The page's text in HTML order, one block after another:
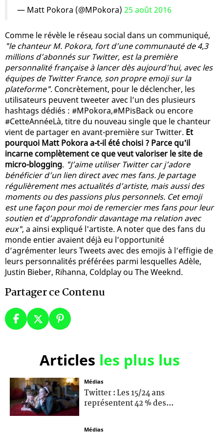
— Matt Pokora (@MPokora) 25 août 2016
Comme le révèle le réseau social dans un communiqué,
"le chanteur M. Pokora, fort d’une communauté de 4,3
millions d’abonnés sur Twitter, est la première
personnalité française à lancer dès aujourd’hui, avec les
équipes de Twitter France, son propre emoji sur la
plateforme". Concrètement, pour le déclencher, les
utilisateurs peuvent tweeter avec l’un des plusieurs
hashtags dédiés : #MPokora,#MPisBack ou encore
#CetteAnnéeLà, titre du nouveau single que le chanteur
vient de partager en avant-première sur Twitter. Et
pourquoi Matt Pokora a-t-il été choisi ? Parce qu'il
incarne complètement ce que veut valoriser le site de
micro-blogging. "J’aime utiliser Twitter car j’adore
bénéficier d’un lien direct avec mes fans. Je partage
régulièrement mes actualités d’artiste, mais aussi des
moments ou des passions plus personnels. Cet emoji
est une façon pour moi de remercier mes fans pour leur
soutien et d’approfondir davantage ma relation avec
eux", a ainsi expliqué l'artiste. A noter que des fans du
monde entier avaient déjà eu l’opportunité
d’agrémenter leurs Tweets avec des emojis à l’effigie de
leurs personnalités préférées parmi lesquelles Adèle,
Justin Bieber, Rihanna, Coldplay ou The Weeknd.
Partager ce Contenu
Articles les plus lus
Médias
Twitter : Les 15/24 ans
représentent 42 % des...
Médias